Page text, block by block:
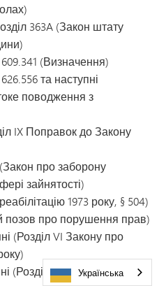
363A (Закон штату
(Визначення)
та наступні
поводження з
IX Поправок до Закону
(Закон про заборону
зайнятості)
1973 року, § 504)
позов про порушення прав)
(Розділ VI Закону про
(Розділ VII Закону про
Українська